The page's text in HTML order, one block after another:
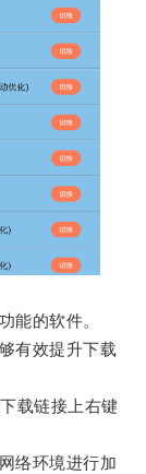
的软件。
有效提升下载
载链接上右键
络环境进行加